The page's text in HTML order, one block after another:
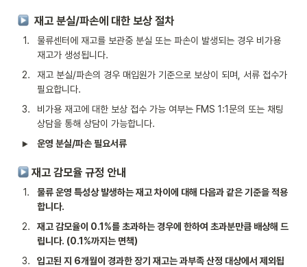
  재고 분실/파손에 대한 보상 절차
1.
물류센터에 재고를 보관중 분실 또는 파손이 발생되는 경우 비가용
재고가 생성됩니다.
2.
재고 분실/파손의 경우 매입원가 기준으로 보상이 되며, 서류 접수가
필요합니다.
3.
비가용 재고에 대한 보상 접수 가능 여부는 FMS 1:1문의 또는 채팅
상담을 통해 상담이 가능합니다.
운영 분실/파손 필요서류
재고 감모율 규정 안내
1.
물류 운영 특성상 발생하는 재고 차이에 대해 다음과 같은 기준을 적용
합니다.
2.
재고 감모율이 0.1%를 초과하는 경우에 한하여 초과분만큼 배상해 드
립니다. (0.1%까지는 면책)
3.
입고된 지 6개월이 경과한 장기 재고는 과부족 산정 대상에서 제외됩